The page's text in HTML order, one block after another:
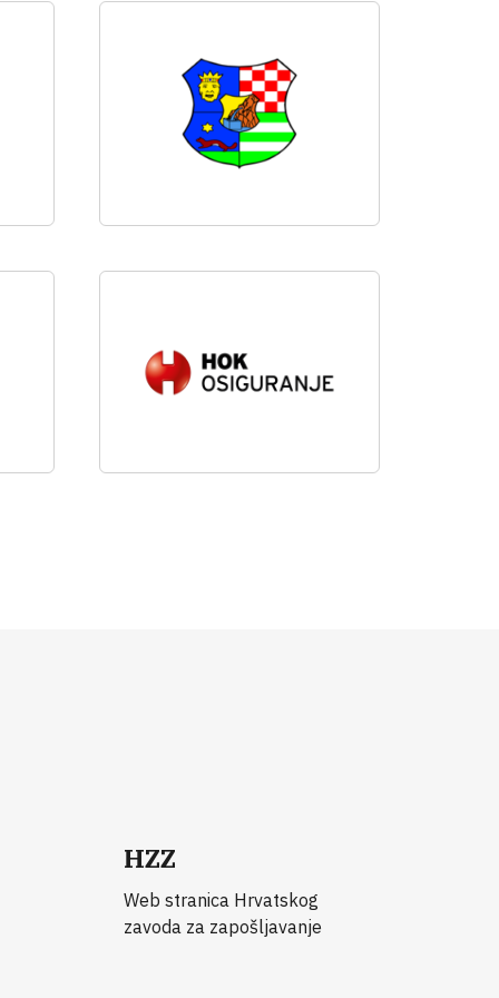
HZZ
Web stranica Hrvatskog
zavoda za zapošljavanje